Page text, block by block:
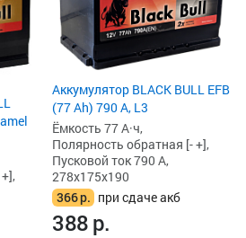
Аккумулятор BLACK BULL EFB
(77 Ah) 790 А, L3
Ёмкость 77 А·ч,
Полярность обратная [- +],
Пусковой ток 790 А,
278x175x190
366р. при сдаче акб
388р.